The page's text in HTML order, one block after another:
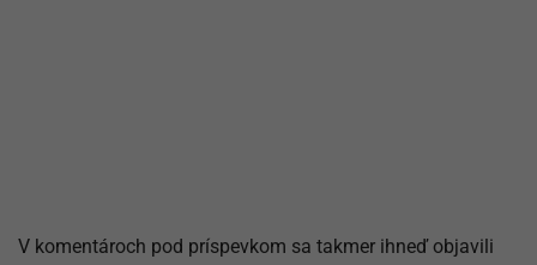
V komentároch pod príspevkom sa takmer ihneď objavili